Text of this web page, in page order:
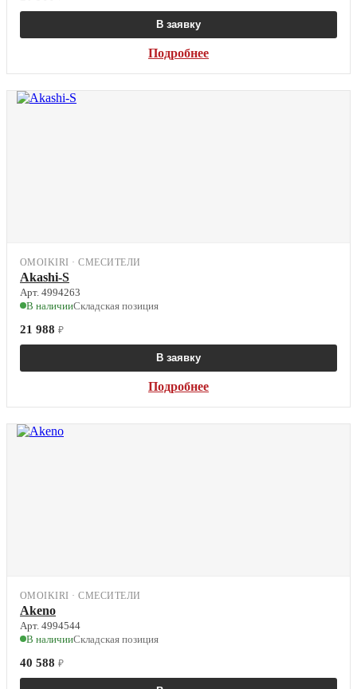
В заявку
Подробнее
OMOIKIRI · СМЕСИТЕЛИ
Akashi-S
Арт. 4994263
В наличииСкладская позиция
21 988 ₽
В заявку
Подробнее
OMOIKIRI · СМЕСИТЕЛИ
Akeno
Арт. 4994544
В наличииСкладская позиция
40 588 ₽